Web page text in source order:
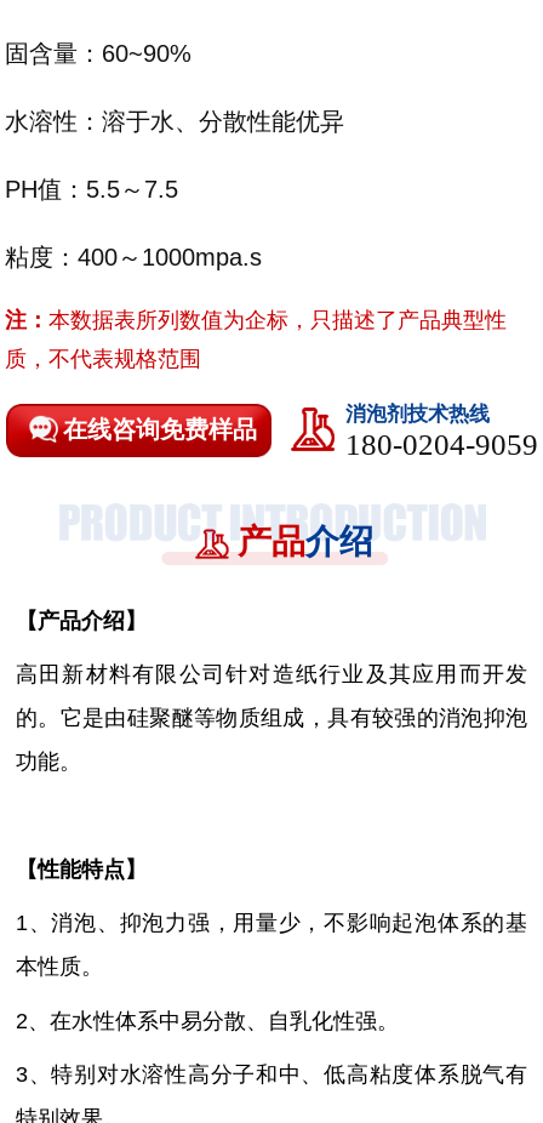
固含量：60~90%
水溶性：溶于水、分散性能优异
PH值：5.5～7.5
粘度：400～1000mpa.s
注：本数据表所列数值为企标，只描述了产品典型性
质，不代表规格范围
在线咨询免费样品
消泡剂技术热线
180-0204-9059
产品介绍
【产品介绍】
高田新材料有限公司针对造纸行业及其应用而开发
的。它是由硅聚醚等物质组成，具有较强的消泡抑泡
功能。
【性能特点】
1、消泡、抑泡力强，用量少，不影响起泡体系的基
本性质。
2、在水性体系中易分散、自乳化性强。
3、特别对水溶性高分子和中、低高粘度体系脱气有